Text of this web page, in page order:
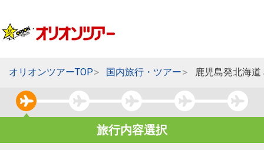
オリオンツアーTOP 国内旅行・ツアー 鹿児島発北海
旅行内容選択